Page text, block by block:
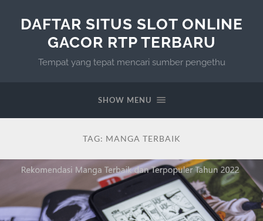
DAFTAR SITUS SLOT ONLINE
GACOR RTP TERBARU
Tempat yang tepat mencari sumber pengethu
SHOW MENU
TAG: MANGA TERBAIK